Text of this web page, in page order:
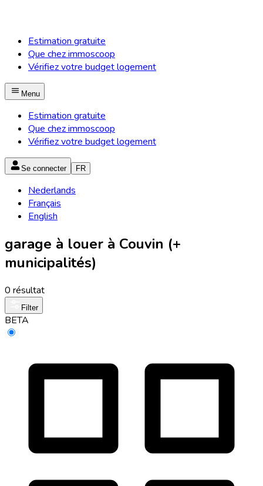
Estimation gratuite
Que chez immoscoop
Vérifiez votre budget logement
Menu
Estimation gratuite
Que chez immoscoop
Vérifiez votre budget logement
Se connecter FR
Nederlands
Français
English
garage à louer à Couvin (+
municipalités)
0 résultat
Filter
BETA